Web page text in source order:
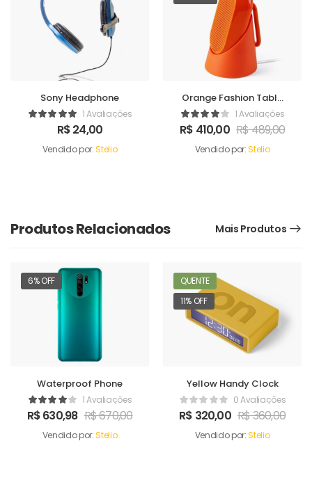
Sony Headphone
1 Avaliações
R$24,00
Vendido por:Stelio
Orange Fashion Table
Sound Maker
1 Avaliações
R$ 410,00 R$489,00
Vendido por:Stelio
Produtos Relacionados Mais Produtos
6% OFF
Waterproof Phone
1 Avaliações
R$630,98 R$670,00
Vendido por:Stelio
QUENTE
11% OFF
Yellow Handy Clock
0 Avaliações
R$ 320,00 R$360,00
Vendido por:Stelio